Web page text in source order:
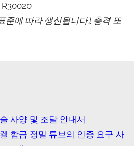
준에 따라 생산됩니다.l 충격 또
사양 및 조달 안내서
합금 정밀 튜브의 인증 요구 사